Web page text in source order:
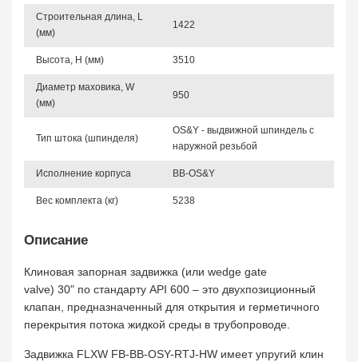
Строительная длина, L
(мм)
1422
Высота, Н (мм) 3510
Диаметр маховика, W
(мм)
950
Тип штока (шпинделя)
OS&Y - выдвижной шпиндель с
наружной резьбой
Исполнение корпуса BB-OS&Y
Вес комплекта (кг) 5238
Описание
Клиновая запорная задвижка (или wedge gate
valve) 30" по стандарту API 600 – это двухпозиционный
клапан, предназначенный для открытия и герметичного
перекрытия потока жидкой среды в трубопроводе.
Задвижка FLXW FB-BB-OSY-RTJ-HW имеет упругий клин